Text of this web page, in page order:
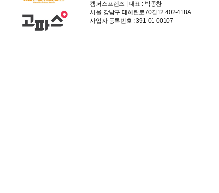
캠퍼스프렌즈 | 대표 : 박종찬
서울 강남구 테헤란로70길12 402-418A
사업자 등록번호 : 391-01-00107